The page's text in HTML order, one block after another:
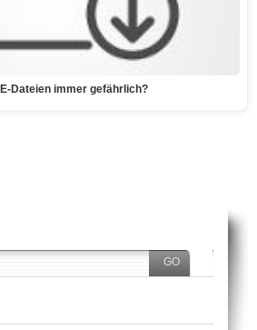
Dateien immer gefährlich?